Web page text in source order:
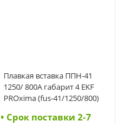
Плавкая вставка ППН-41
1250/ 800А габарит 4 EKF
PROxima (fus-41/1250/800)
• Cрок поставки 2-7